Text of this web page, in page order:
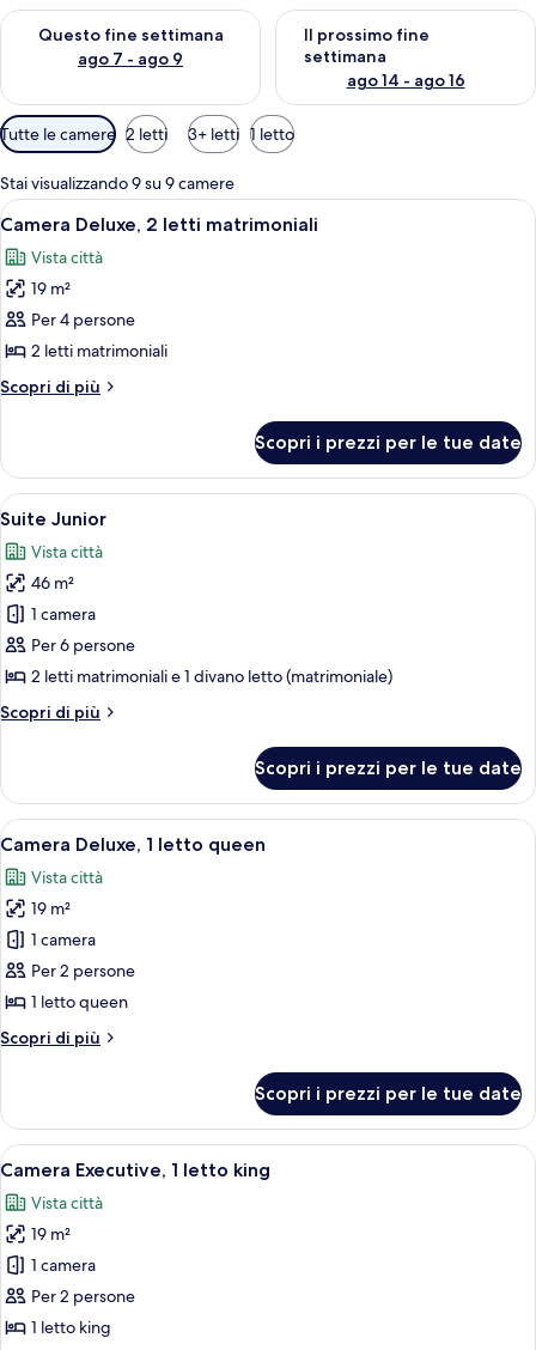
Questo fine settimana
ago 7 - ago 9
Verifica la disponibilità per questo fine settimana, ago 7 - ago
Il prossimo fine
settimana
ago 14 - ago 16
Verifica la disponibilità per il
Filtri
disponibili
per
le
camere
Tutte le camere 2 letti 3+ letti 1 letto
Stai visualizzando 9 su 9 camere
Apri
tutte
le
foto
per
Camera
Deluxe,
2
matrimoniali
Camera d'albergo con due letti, un
6
Camera Deluxe, 2 letti matrimoniali
Vista città
19 m²
Per 4 persone
2 letti matrimoniali
Scopri di più
Altri
Deluxe,
letti
Scopri i prezzi per le tue date
Apri
tutte
le
foto
per
Suite
Junior
Camera d'albergo con due letti, una
7
Suite Junior
Vista città
46 m²
1 camera
Per 6 persone
2 letti matrimoniali e 1 divano letto (matrimoniale)
Scopri di più
Altri
Junior
Scopri i prezzi per le tue date
Apri
tutte
le
foto
per
Camera
Deluxe,
letto
Una camera d'albergo con un letto,
8
Camera Deluxe, 1 letto queen
Vista città
19 m²
1 camera
Per 2 persone
1 letto queen
Scopri di più
Altri
Deluxe,
letto
Scopri i prezzi per le tue date
Apri
tutte
le
foto
per
Camera
Executive,
Una camera d'albergo con un letto
5
Camera Executive, 1 letto king
Vista città
19 m²
1 camera
Per 2 persone
1 letto king